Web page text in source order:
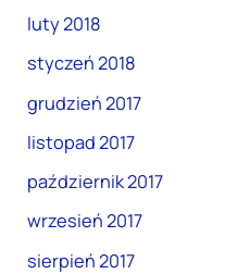
luty 2018
styczeń 2018
grudzień 2017
listopad 2017
październik 2017
wrzesień 2017
sierpień 2017